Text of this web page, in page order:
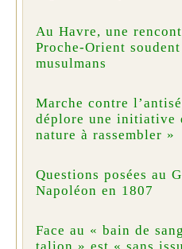
Au Havre, une
Proche-Orient
musulmans
Marche contre
déplore une initiative
nature à rassembler »
Questions posées au
Napoléon en 1807
Face au « bain de
talion » est « sans